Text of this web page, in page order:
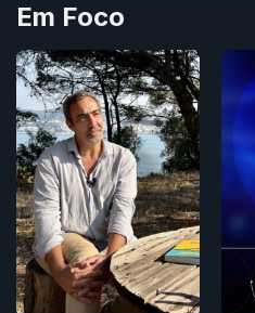
Em Foco